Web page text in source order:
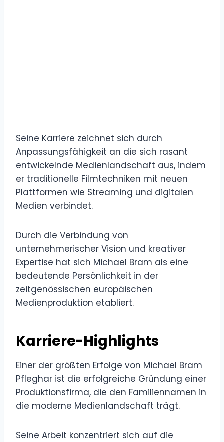
Seine Karriere zeichnet sich durch
Anpassungsfähigkeit an die sich rasant
entwickelnde Medienlandschaft aus, indem
er traditionelle Filmtechniken mit neuen
Plattformen wie Streaming und digitalen
Medien verbindet.
Durch die Verbindung von
unternehmerischer Vision und kreativer
Expertise hat sich Michael Bram als eine
bedeutende Persönlichkeit in der
zeitgenössischen europäischen
Medienproduktion etabliert.
Karriere-Highlights
Einer der größten Erfolge von Michael Bram
Pfleghar ist die erfolgreiche Gründung einer
Produktionsfirma, die den Familiennamen in
die moderne Medienlandschaft trägt.
Seine Arbeit konzentriert sich auf die